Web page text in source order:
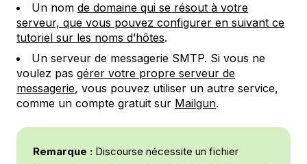
Un nom de domaine qui se résout à votre
serveur, que vous pouvez configurer en suivant ce
tutoriel sur les noms d’hôtes.
Un serveur de messagerie SMTP. Si vous ne
voulez pas gérer votre propre serveur de
messagerie, vous pouvez utiliser un autre service,
comme un compte gratuit sur Mailgun.
Remarque : Discourse nécessite un fichier